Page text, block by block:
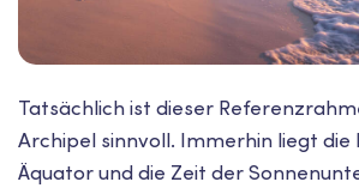
Tatsächlich ist dieser
Archipel sinnvoll. Immerhin liegt die
Äquator und die Zeit der